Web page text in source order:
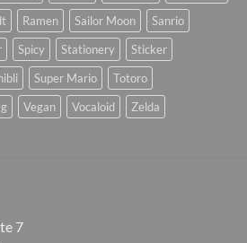
Ramen Sailor Moon
Sanrio
Spicy Stationery
Sticker
Super Mario
Totoro
Vegan Vocaloid Zelda
7